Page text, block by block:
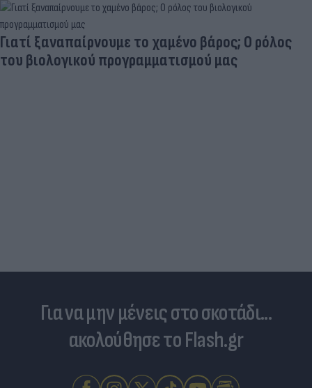
Γιατί ξαναπαίρνουμε το χαμένο βάρος; Ο ρόλος
του βιολογικού προγραμματισμού μας
Για να μην μένεις στο σκοτάδι...
ακολούθησε το Flash.gr